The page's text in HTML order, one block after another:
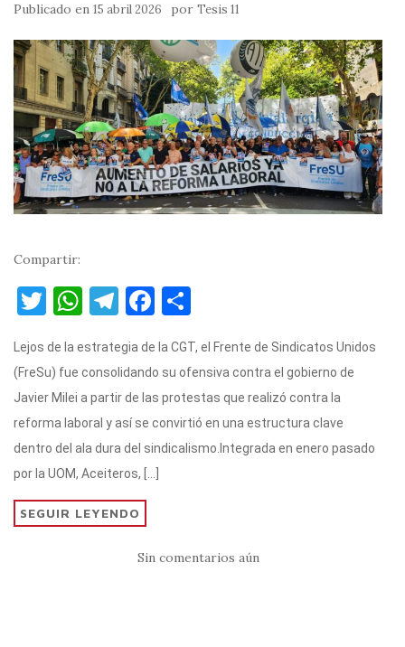
Publicado en 15 abril 2026 por Tesis 11
Compartir:
T
it
te
r
W
at
s
A
p
p
T
e
gr
a
m
F
c
e
b
o
o
m
p
ar
ti
Lejos de la estrategia de la CGT, el Frente de Sindicatos Unidos
(FreSu) fue consolidando su ofensiva contra el gobierno de
Javier Milei a partir de las protestas que realizó contra la
reforma laboral y así se convirtió en una estructura clave
dentro del ala dura del sindicalismo.Integrada en enero pasado
por la UOM, Aceiteros, […]
SEGUIR LEYENDO
Sin comentarios aún